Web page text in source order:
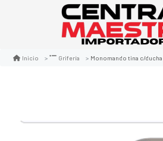
Inicio Grifería Monomando tina c/ducha